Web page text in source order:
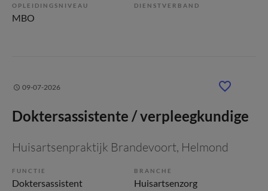
OPLEIDINGSNIVEAU
MBO
DIENSTVERBAND
09-07-2026
Doktersassistente / verpleegkundige
Huisartsenpraktijk Brandevoort, Helmond
FUNCTIE
Doktersassistent
BRANCHE
Huisartsenzorg